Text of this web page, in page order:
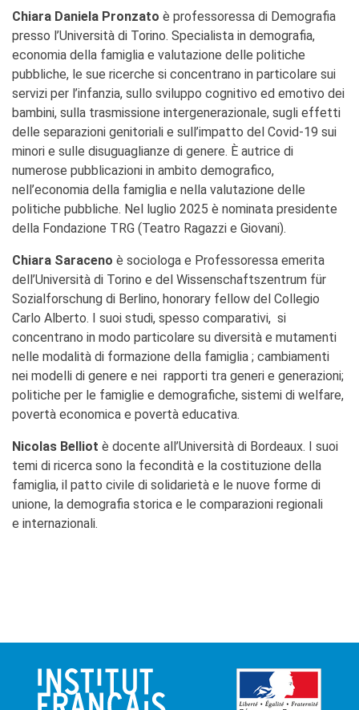
Chiara Daniela Pronzato è professoressa di Demografia
presso l’Università di Torino. Specialista in demografia,
economia della famiglia e valutazione delle politiche
pubbliche, le sue ricerche si concentrano in particolare sui
servizi per l’infanzia, sullo sviluppo cognitivo ed emotivo dei
bambini, sulla trasmissione intergenerazionale, sugli effetti
delle separazioni genitoriali e sull’impatto del Covid-19 sui
minori e sulle disuguaglianze di genere. È autrice di
numerose pubblicazioni in ambito demografico,
nell’economia della famiglia e nella valutazione delle
politiche pubbliche. Nel luglio 2025 è nominata presidente
della Fondazione TRG (Teatro Ragazzi e Giovani).
Chiara Saraceno è sociologa e Professoressa emerita
dell’Università di Torino e del Wissenschaftszentrum für
Sozialforschung di Berlino, honorary fellow del Collegio
Carlo Alberto. I suoi studi, spesso comparativi, si
concentrano in modo particolare su diversità e mutamenti
nelle modalità di formazione della famiglia ; cambiamenti
nei modelli di genere e nei rapporti tra generi e generazioni;
politiche per le famiglie e demografiche, sistemi di welfare,
povertà economica e povertà educativa.
Nicolas Belliot è docente all’Università di Bordeaux. I suoi
temi di ricerca sono la fecondità e la costituzione della
famiglia, il patto civile di solidarietà e le nuove forme di
unione, la demografia storica e le comparazioni regionali
e internazionali.